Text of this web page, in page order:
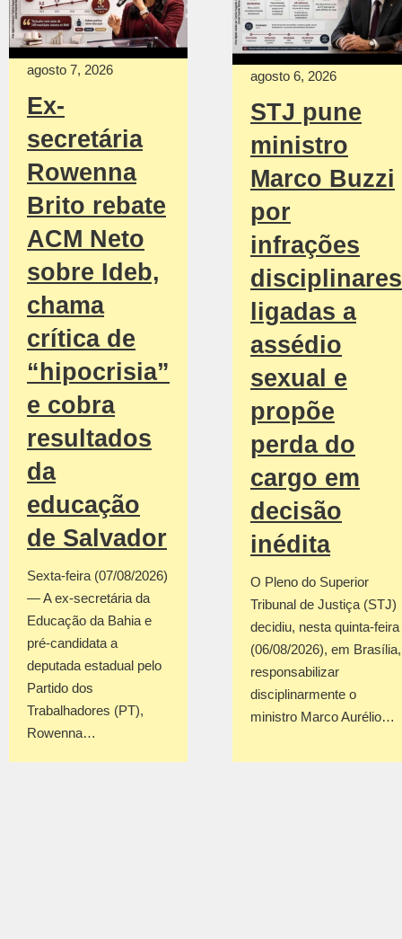
agosto 7, 2026
Ex-
secretária
Rowenna
Brito rebate
ACM Neto
sobre Ideb,
chama
crítica de
“hipocrisia”
e cobra
resultados
da
educação
de Salvador
Sexta-feira (07/08/2026)
— A ex-secretária da
Educação da Bahia e
pré-candidata a
deputada estadual pelo
Partido dos
Trabalhadores (PT),
Rowenna…
agosto 6, 2026
STJ pune
ministro
Marco Buzzi
por
infrações
disciplinares
ligadas a
assédio
sexual e
propõe
perda do
cargo em
decisão
inédita
O Pleno do Superior
Tribunal de Justiça (STJ)
decidiu, nesta quinta-feira
(06/08/2026), em Brasília,
responsabilizar
disciplinarmente o
ministro Marco Aurélio…